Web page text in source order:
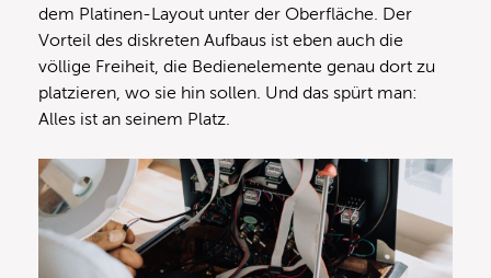
dem Platinen-Layout unter der Oberfläche. Der
Vorteil des diskreten Aufbaus ist eben auch die
völlige Freiheit, die Bedienelemente genau dort zu
platzieren, wo sie hin sollen. Und das spürt man:
Alles ist an seinem Platz.